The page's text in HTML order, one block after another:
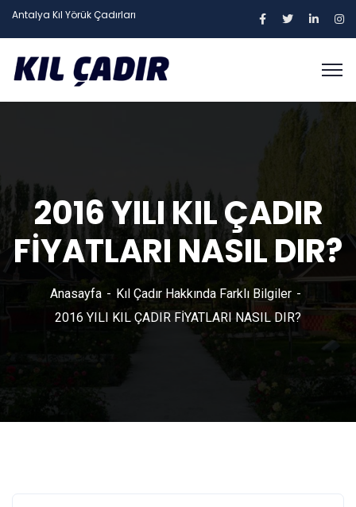
Antalya Kıl Yörük Çadırları
2016 YILI KIL ÇADIR
FİYATLARI NASIL DIR?
Anasayfa
Kıl Çadır Hakkında Farklı Bilgiler
2016 YILI KIL ÇADIR FİYATLARI NASIL DIR?